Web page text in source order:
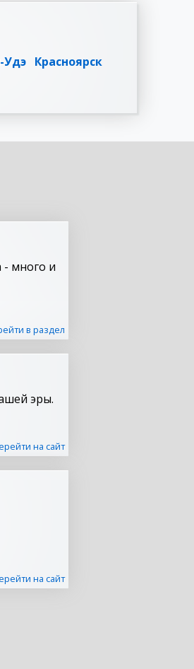
Удэ Красноярск
- много и
в раздел
эры.
на сайт
на сайт